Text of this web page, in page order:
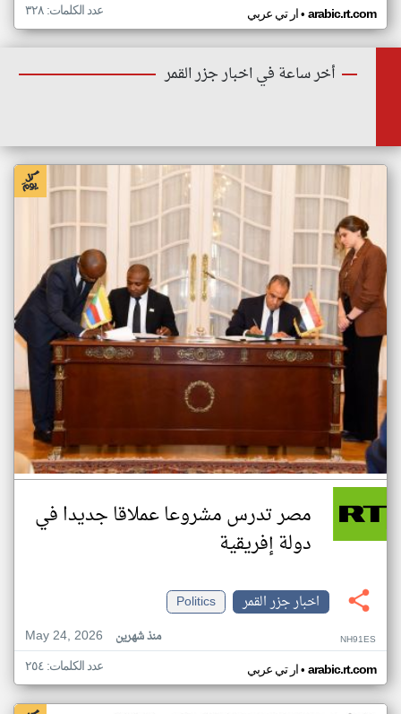
ار تي عربي• arabic.rt.com عدد الكلمات: ٣٢٨
أخر ساعة في اخبار جزر القمر
مصر تدرس مشروعا عملاقا جديدا في
دولة إفريقية
اخبار جزر القمر
Politics
May 24, 2026
منذ شهرين NH91ES
ار تي عربي• arabic.rt.com عدد الكلمات: ٢٥٤